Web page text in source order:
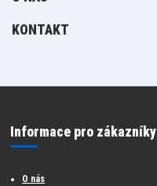
KONTAKT
Informace pro zákazníky
O nás